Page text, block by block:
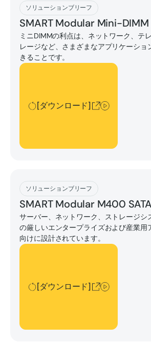
ソリューションブリーフ
SMART Modular Mini-
ミニDIMMの利点は、ネットワーク、テ
レージなど、さまざまなアプリケーショ
きることです。
[ダウンロード]
[ダウンロード]
[ダウンロード]
ソリューションブリーフ
SMART Modular M400
サーバー、ネットワーク、ストレージシ
の厳しいエンタープライズおよび産業用
向けに設計されています。
[ダウンロード]
[ダウンロード]
[ダウンロード]